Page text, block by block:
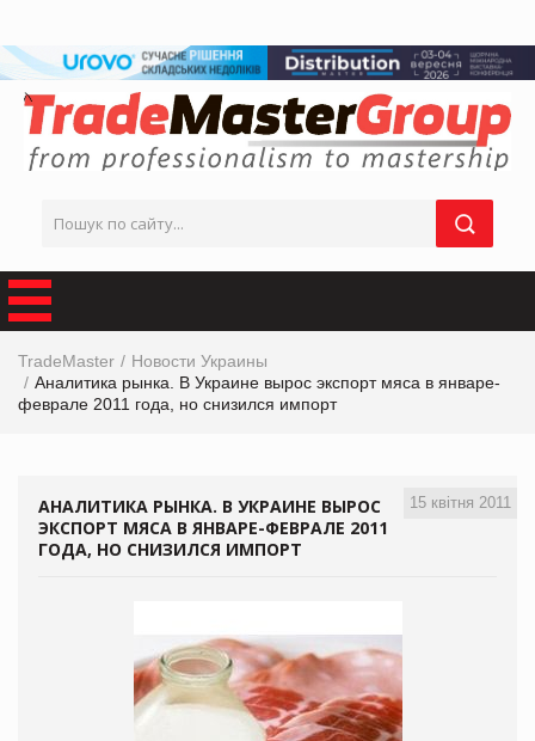
TradeMaster
Новости Украины
Аналитика рынка. В Украине вырос экспорт мяса в январе-
феврале 2011 года, но снизился импорт
15 квітня 2011
АНАЛИТИКА РЫНКА. В УКРАИНЕ ВЫРОС
ЭКСПОРТ МЯСА В ЯНВАРЕ-ФЕВРАЛЕ 2011
ГОДА, НО СНИЗИЛСЯ ИМПОРТ